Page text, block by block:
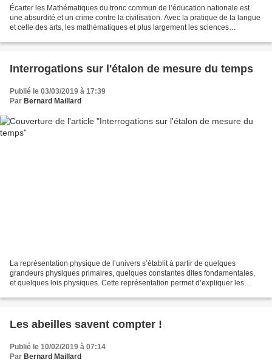
Écarter les Mathématiques du tronc commun de l’éducation nationale est
une absurdité et un crime contre la civilisation. Avec la pratique de la langue
et celle des arts, les mathématiques et plus largement les sciences
Interrogations sur l'étalon de mesure du temps
Publié le 03/03/2019 à 17:39
Par Bernard Maillard
La représentation physique de l’univers s’établit à partir de quelques
grandeurs physiques primaires, quelques constantes dites fondamentales,
et quelques lois physiques. Cette représentation permet d’expliquer les
Les abeilles savent compter !
Publié le 10/02/2019 à 07:14
Par Bernard Maillard